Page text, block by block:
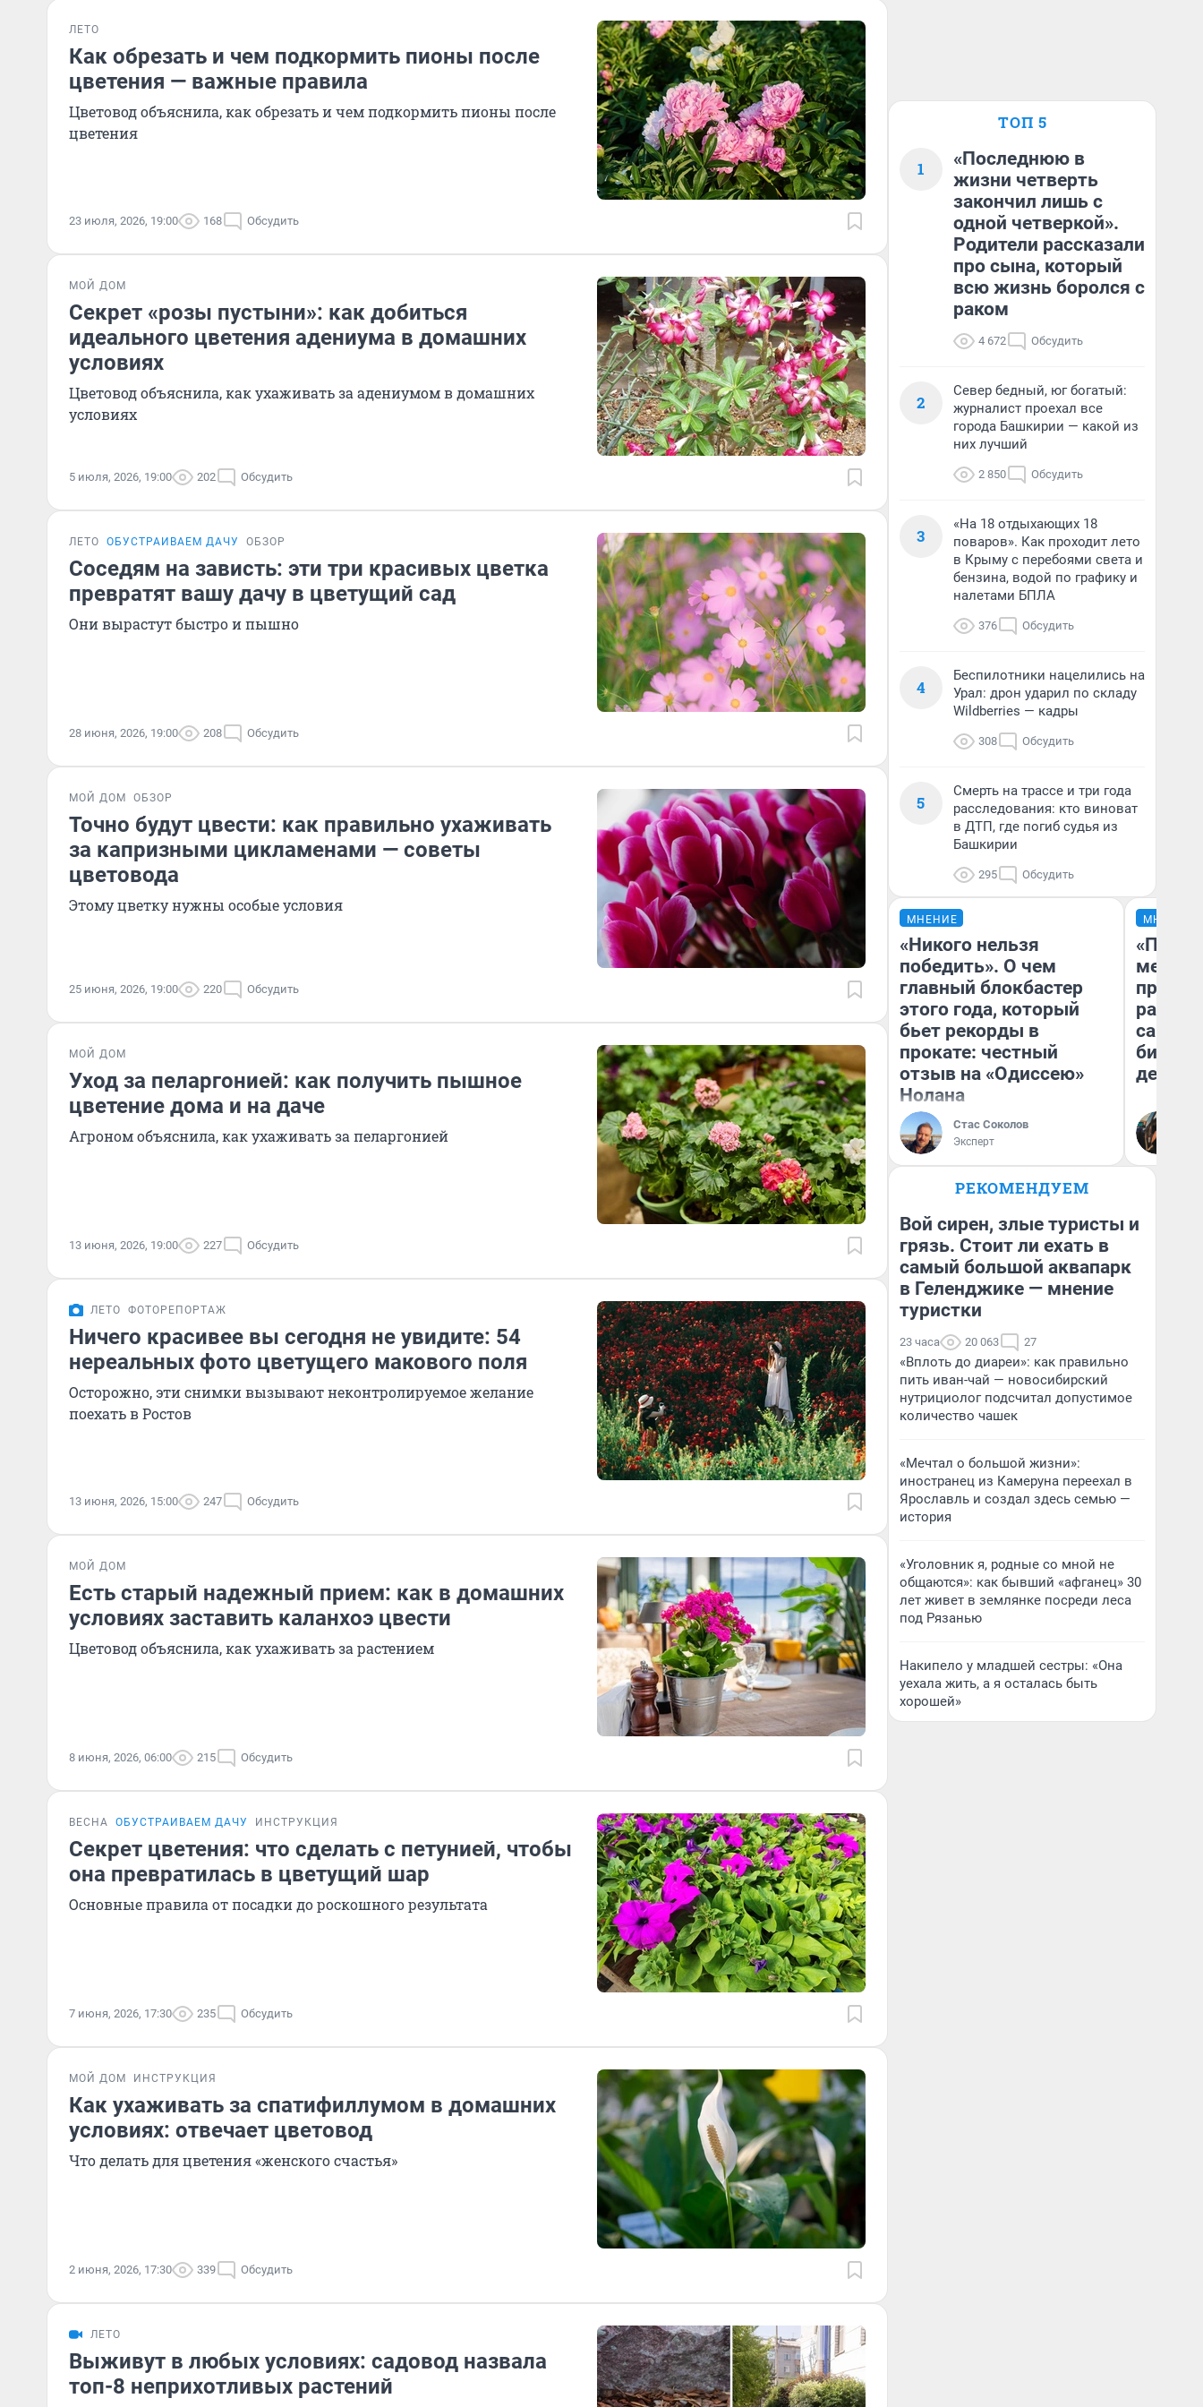
ЛЕТО
Как обрезать и чем подкормить пионы после
цветения — важные правила
Цветовод объяснила, как обрезать и чем подкормить пионы после
цветения
23 июля, 2026, 19:00 168 Обсудить
МОЙ ДОМ
Секрет «розы пустыни»: как добиться
идеального цветения адениума в домашних
условиях
Цветовод объяснила, как ухаживать за адениумом в домашних
условиях
5 июля, 2026, 19:00 202 Обсудить
ЛЕТО ОБУСТРАИВАЕМ ДАЧУ ОБЗОР
Соседям на зависть: эти три красивых цветка
превратят вашу дачу в цветущий сад
Они вырастут быстро и пышно
28 июня, 2026, 19:00 208 Обсудить
МОЙ ДОМ ОБЗОР
Точно будут цвести: как правильно ухаживать
за капризными цикламенами — советы
цветовода
Этому цветку нужны особые условия
25 июня, 2026, 19:00 220 Обсудить
МОЙ ДОМ
Уход за пеларгонией: как получить пышное
цветение дома и на даче
Агроном объяснила, как ухаживать за пеларгонией
13 июня, 2026, 19:00 227 Обсудить
ЛЕТО ФОТОРЕПОРТАЖ
Ничего красивее вы сегодня не увидите: 54
нереальных фото цветущего макового поля
Осторожно, эти снимки вызывают неконтролируемое желание
поехать в Ростов
13 июня, 2026, 15:00 247 Обсудить
МОЙ ДОМ
Есть старый надежный прием: как в домашних
условиях заставить каланхоэ цвести
Цветовод объяснила, как ухаживать за растением
8 июня, 2026, 06:00 215 Обсудить
ВЕСНА ОБУСТРАИВАЕМ ДАЧУ ИНСТРУКЦИЯ
Секрет цветения: что сделать с петунией, чтобы
она превратилась в цветущий шар
Основные правила от посадки до роскошного результата
7 июня, 2026, 17:30 235 Обсудить
МОЙ ДОМ ИНСТРУКЦИЯ
Как ухаживать за спатифиллумом в домашних
условиях: отвечает цветовод
Что делать для цветения «женского счастья»
2 июня, 2026, 17:30 339 Обсудить
ЛЕТО
Выживут в любых условиях: садовод назвала
топ-8 неприхотливых растений
ТОП 5
1
«Последнюю в
жизни четверть
закончил лишь с
одной четверкой».
Родители рассказали
про сына, который
всю жизнь боролся с
раком
4 672 Обсудить
2
Север бедный, юг богатый:
журналист проехал все
города Башкирии — какой из
них лучший
2 850 Обсудить
3
«На 18 отдыхающих 18
поваров». Как проходит лето
в Крыму с перебоями света и
бензина, водой по графику и
налетами БПЛА
376 Обсудить
4
Беспилотники нацелились на
Урал: дрон ударил по складу
Wildberries — кадры
308 Обсудить
5
Смерть на трассе и три года
расследования: кто виноват
в ДТП, где погиб судья из
Башкирии
295 Обсудить
МНЕНИЕ
«Никого нельзя
победить». О чем
главный блокбастер
этого года, который
бьет рекорды в
прокате: честный
отзыв на «Одиссею»
Нолана
Стас Соколов
Эксперт
МНЕНИЕ
самом
РЕКОМЕНДУЕМ
Вой сирен, злые туристы и
грязь. Стоит ли ехать в
самый большой аквапарк
в Геленджике — мнение
туристки
23 часа 20 063 27
«Вплоть до диареи»: как правильно
пить иван-чай — новосибирский
нутрициолог подсчитал допустимое
количество чашек
«Мечтал о большой жизни»:
иностранец из Камеруна переехал в
Ярославль и создал здесь семью —
история
«Уголовник я, родные со мной не
общаются»: как бывший «афганец» 30
лет живет в землянке посреди леса
под Рязанью
Накипело у младшей сестры: «Она
уехала жить, а я осталась быть
хорошей»